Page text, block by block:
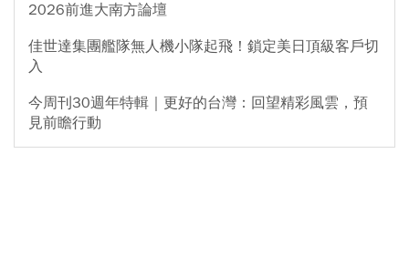
2026前進大南方論壇
佳世達集團艦隊無人機小隊起飛！鎖定美日頂級客戶切
入
今周刊30週年特輯｜更好的台灣：回望精彩風雲，預
見前瞻行動